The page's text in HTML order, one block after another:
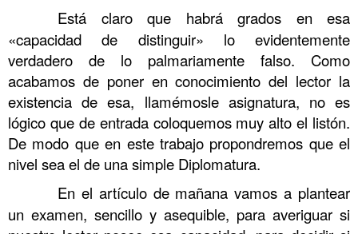
Está claro que habrá grados en esa
«capacidad de distinguir» lo evidentemente
verdadero de lo palmariamente falso. Como
acabamos de poner en conocimiento del lector la
existencia de esa, llamémosle asignatura, no es
lógico que de entrada coloquemos muy alto el listón.
De modo que en este trabajo propondremos que el
nivel sea el de una simple Diplomatura.
En el artículo de mañana vamos a plantear
un examen, sencillo y asequible, para averiguar si